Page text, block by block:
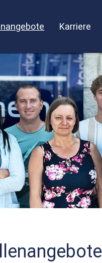
Karriere